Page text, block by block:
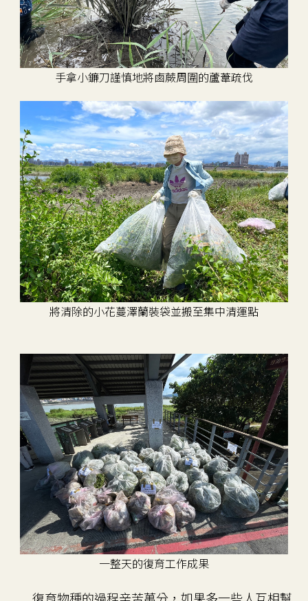
手拿小鐮刀謹慎地將鹵蕨周圍的蘆葦疏伐
將清除的小花蔓澤蘭裝袋並搬至集中清運點
一整天的復育工作成果